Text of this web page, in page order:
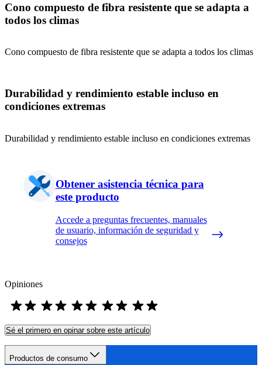
Cono compuesto de fibra resistente que se adapta a
todos los climas
Cono compuesto de fibra resistente que se adapta a todos los climas
Durabilidad y rendimiento estable incluso en
condiciones extremas
Durabilidad y rendimiento estable incluso en condiciones extremas
Obtener asistencia técnica para
este producto
Accede a preguntas frecuentes, manuales
de usuario, información de seguridad y
consejos
Opiniones
Sé el primero en opinar sobre este artículo
Productos de consumo